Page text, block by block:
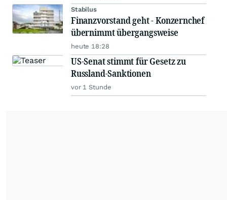
Stabilus
Finanzvorstand geht - Konzernchef
übernimmt übergangsweise
heute 18:28
US-Senat stimmt für Gesetz zu
Russland-Sanktionen
vor 1 Stunde